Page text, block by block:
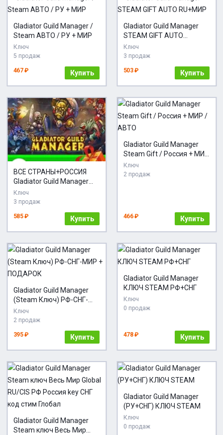
Gladiator Guild Manager /
Steam АВТО / РУ + МИР
Ключ
5 продаж
467 ₽ Купить
Gladiator Guild Manager
STEAM GIFT AUTO
RU+МИР
Ключ
3 продаж
503 ₽ Купить
ВСЕ СТРАНЫ+РОССИЯ
Gladiator Guild Manager
STEAM
Ключ
3 продаж
585 ₽ Купить
Gladiator Guild Manager
Steam Gift / Россия + МИР
/ АВТО
Ключ
2 продаж
466 ₽ Купить
Gladiator Guild Manager
(Steam Ключ) РФ-СНГ-
МИР + ПОДАРОК
Ключ
2 продаж
395 ₽ Купить
Gladiator Guild Manager
КЛЮЧ STEAM РФ+СНГ
Ключ
0 продаж
478 ₽ Купить
Gladiator Guild Manager
Steam ключ Весь Мир
Gladiator Guild Manager
(РУ+СНГ) КЛЮЧ STEAM
Ключ
0 продаж